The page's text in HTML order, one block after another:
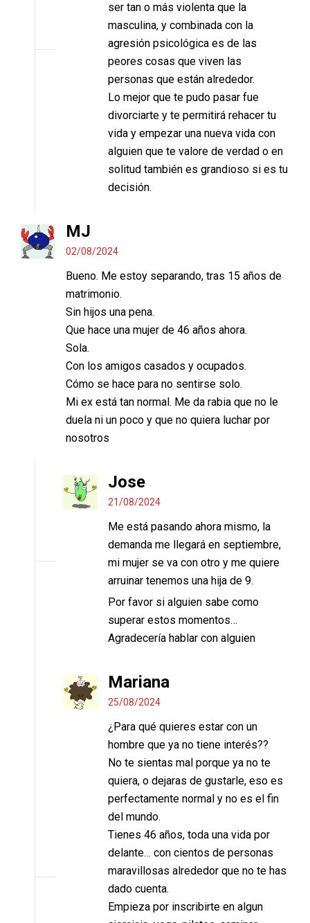
ser tan o más violenta que la
masculina, y combinada con la
agresión psicológica es de las
peores cosas que viven las
personas que están alrededor.
Lo mejor que te pudo pasar fue
divorciarte y te permitirá rehacer tu
vida y empezar una nueva vida con
alguien que te valore de verdad o en
solitud también es grandioso si es tu
decisión.
MJ
02/08/2024
Bueno. Me estoy separando, tras 15 años de
matrimonio.
Sin hijos una pena.
Que hace una mujer de 46 años ahora.
Sola.
Con los amigos casados y ocupados.
Cómo se hace para no sentirse solo.
Mi ex está tan normal. Me da rabia que no le
duela ni un poco y que no quiera luchar por
nosotros
Jose
21/08/2024
Me está pasando ahora mismo, la
demanda me llegará en septiembre,
mi mujer se va con otro y me quiere
arruinar tenemos una hija de 9.
Por favor si alguien sabe como
superar estos momentos…
Agradecería hablar con alguien
Mariana
25/08/2024
¿Para qué quieres estar con un
hombre que ya no tiene interés??
No te sientas mal porque ya no te
quiera, o dejaras de gustarle, eso es
perfectamente normal y no es el fin
del mundo.
Tienes 46 años, toda una vida por
delante… con cientos de personas
maravillosas alrededor que no te has
dado cuenta.
Empieza por inscribirte en algun